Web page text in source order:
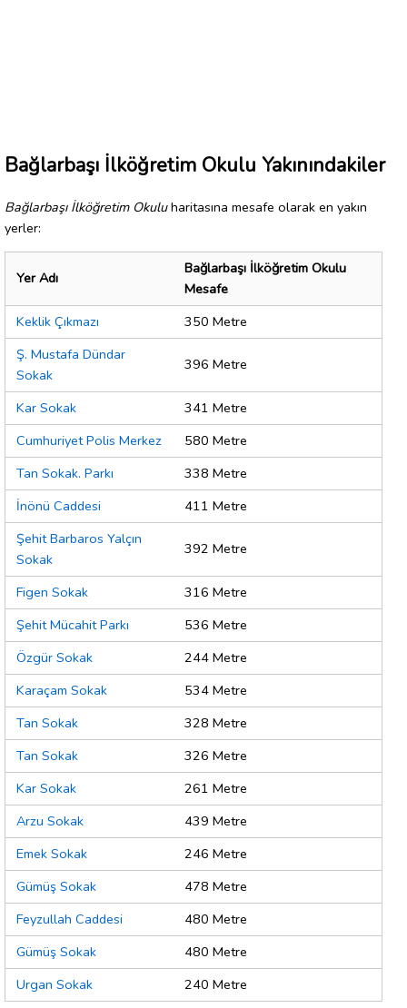
Bağlarbaşı İlköğretim Okulu Yakınındakiler
Bağlarbaşı İlköğretim Okuluharitasına mesafe olarak en yakın
yerler:
Yer Adı
Bağlarbaşı İlköğretim Okulu
Mesafe
Keklik Çıkmazı
350 Metre
Ş. Mustafa Dündar
Sokak
396 Metre
Kar Sokak
341 Metre
Cumhuriyet Polis Merkez
580 Metre
Tan Sokak. Parkı
338 Metre
İnönü Caddesi
411 Metre
Şehit Barbaros Yalçın
Sokak
392 Metre
Figen Sokak
316 Metre
Şehit Mücahit Parkı
536 Metre
Özgür Sokak
244 Metre
Karaçam Sokak
534 Metre
Tan Sokak
328 Metre
Tan Sokak
326 Metre
Kar Sokak
261 Metre
Arzu Sokak
439 Metre
Emek Sokak
246 Metre
Gümüş Sokak
478 Metre
Feyzullah Caddesi
480 Metre
Gümüş Sokak
480 Metre
Urgan Sokak
240 Metre